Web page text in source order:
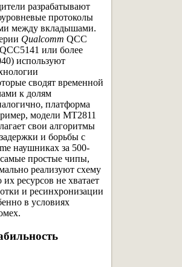
разрабатывают
протоколы
между вкладышами.
Qualcomm QCC
или более
используют
сводят временной
к долям
платформа
модели MT2811
свои алгоритмы
и борьбы с
наушниках за 500-
самые простые чипы,
реализуют схему
ресурсов не хватает
и ресинхронизации
в условиях